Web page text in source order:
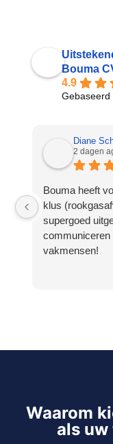
Bouma
4.9
Gebaseerd
Diane
2 dagen
Bouma heeft
klus
supergoed
communiceren
vakmensen!
Waarom
als